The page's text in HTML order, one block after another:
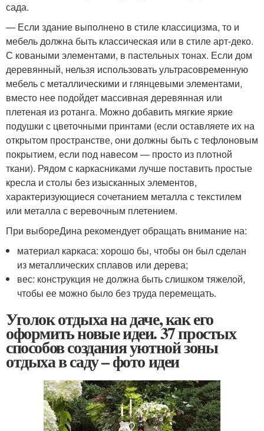
сада.
— Если здание выполнено в стиле классицизма, то и
мебель должна быть классическая или в стиле арт-деко.
С коваными элементами, в пастельных тонах. Если дом
деревянный, нельзя использовать ультрасовременную
мебель с металлическими и глянцевыми элементами,
вместо нее подойдет массивная деревянная или
плетеная из ротанга. Можно добавить мягкие яркие
подушки с цветочными принтами (если оставляете их на
открытом пространстве, они должны быть с тефлоновым
покрытием, если под навесом — просто из плотной
ткани). Рядом с каркасниками лучше поставить простые
кресла и столы без изысканных элементов,
характеризующиеся сочетанием металла с текстилем
или металла с веревочным плетением.
При выбореДина рекомендует обращать внимание на:
материал каркаса: хорошо бы, чтобы он был сделан
из металлических сплавов или дерева;
вес: конструкция не должна быть слишком тяжелой,
чтобы ее можно было без труда перемещать.
Уголок отдыха на даче, как его
оформить новые идеи. 37 простых
способов создания уютной зоны
отдыха в саду – фото идеи